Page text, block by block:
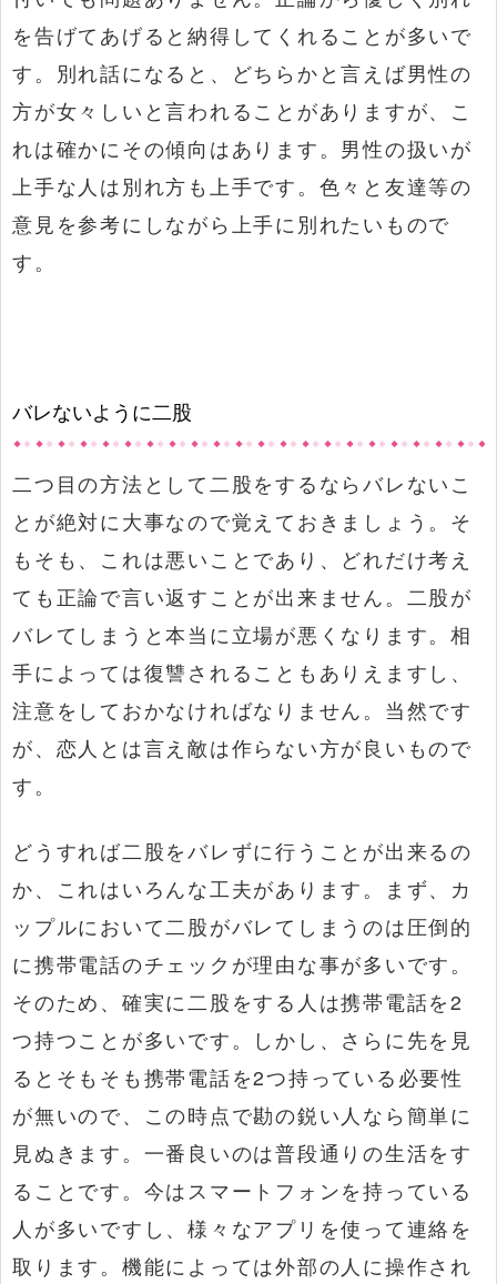
を告げてあげると納得してくれることが多いで
す。別れ話になると、どちらかと言えば男性の
方が女々しいと言われることがありますが、こ
れは確かにその傾向はあります。男性の扱いが
上手な人は別れ方も上手です。色々と友達等の
意見を参考にしながら上手に別れたいもので
す。
バレないように二股
二つ目の方法として二股をするならバレないこ
とが絶対に大事なので覚えておきましょう。そ
もそも、これは悪いことであり、どれだけ考え
ても正論で言い返すことが出来ません。二股が
バレてしまうと本当に立場が悪くなります。相
手によっては復讐されることもありえますし、
注意をしておかなければなりません。当然です
が、恋人とは言え敵は作らない方が良いもので
す。
どうすれば二股をバレずに行うことが出来るの
か、これはいろんな工夫があります。まず、カ
ップルにおいて二股がバレてしまうのは圧倒的
に携帯電話のチェックが理由な事が多いです。
そのため、確実に二股をする人は携帯電話を2
つ持つことが多いです。しかし、さらに先を見
るとそもそも携帯電話を2つ持っている必要性
が無いので、この時点で勘の鋭い人なら簡単に
見ぬきます。一番良いのは普段通りの生活をす
ることです。今はスマートフォンを持っている
人が多いですし、様々なアプリを使って連絡を
取ります。機能によっては外部の人に操作され